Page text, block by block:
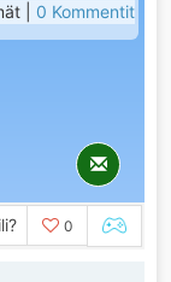
| 0 Kommentit
0